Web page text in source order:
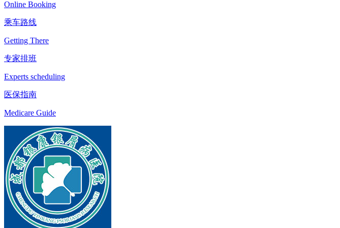
Online Booking
乘车路线
Getting There
专家排班
Experts scheduling
医保指南
Medicare Guide